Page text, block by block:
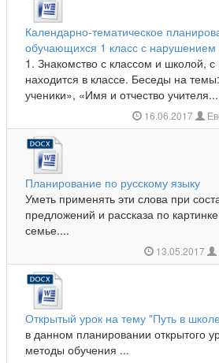
Календарно-тематическое
обучающихся 1 класс с нарушением
1. Знакомство с классом и школой,
находится в классе. Беседы на
ученики», «Имя и отчество учителя...
16.06.2017
Планирование по русскому языку
Уметь применять эти слова при
предложений и рассказа по
семье....
13.05.2017
Открытый урок на тему "Путь в
в данном планировании открытого
методы обучения ...